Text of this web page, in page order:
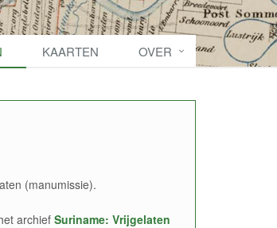
KAARTEN OVER
(manumissie).
archief Suriname: Vrijgelaten